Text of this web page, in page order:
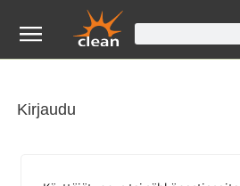
Kirjaudu